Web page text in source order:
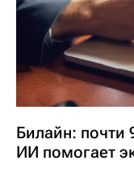
Билайн: почти
ИИ помогает